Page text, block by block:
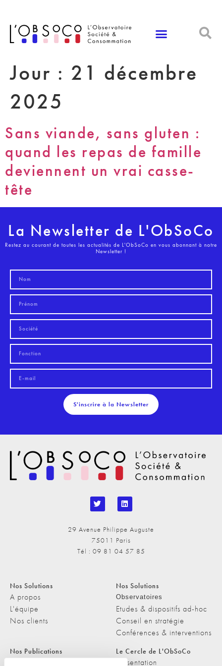
Jour : 21 décembre
2025
Sans viande, sans gluten :
quand les repas de famille
deviennent un vrai casse-
tête
La Newsletter de L'ObSoCo
Restez au courant de toutes les actualités de L'ObSoCo en vous abonnant à notre
Newsletter !
S'inscrire à la Newsletter
29 Avenue Philippe Auguste
75011 Paris
Tél : 09 81 04 57 85
Nos Solutions
A propos
L'équipe
Nos clients
Nos Solutions
Observatoires
Etudes & dispositifs ad-hoc
Conseil en stratégie
Conférences & interventions
Nos Publications Le Cercle de L'ObSoCo
Présentation